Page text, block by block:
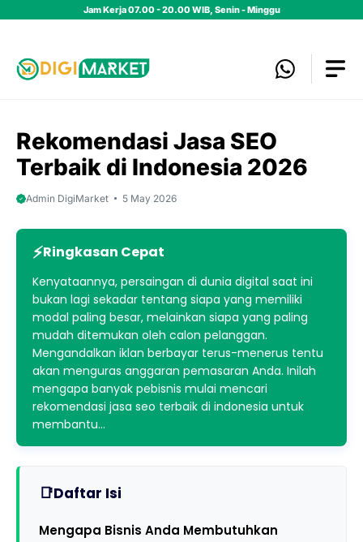
Jam Kerja 07.00 - 20.00 WIB, Senin - Minggu
Rekomendasi Jasa SEO
Terbaik di Indonesia 2026
Admin DigiMarket 5 May 2026
Ringkasan Cepat
Kenyataannya, persaingan di dunia digital saat ini
bukan lagi sekadar tentang siapa yang memiliki
modal paling besar, melainkan siapa yang paling
mudah ditemukan oleh calon pelanggan.
Mengandalkan iklan berbayar terus-menerus tentu
akan menguras anggaran pemasaran Anda. Inilah
mengapa banyak pebisnis mulai mencari
rekomendasi jasa seo terbaik di indonesia untuk
membantu…
Daftar Isi
Mengapa Bisnis Anda Membutuhkan